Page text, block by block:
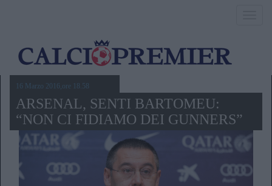
16 Marzo 2016,ore 18.58
ARSENAL, SENTI BARTOMEU:
“NON CI FIDIAMO DEI GUNNERS”